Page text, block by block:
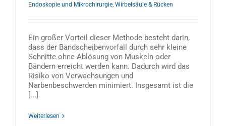
Endoskopie und Mikrochirurgie Wirbelsäule & Rücken
Ein großer Vorteil dieser Methode besteht darin,
dass der Bandscheibenvorfall durch sehr kleine
Schnitte ohne Ablösung von Muskeln oder
Bändern erreicht werden kann. Dadurch wird das
Risiko von Verwachsungen und
Narbenbeschwerden minimiert. Insgesamt ist die
[...]
Weiterlesen